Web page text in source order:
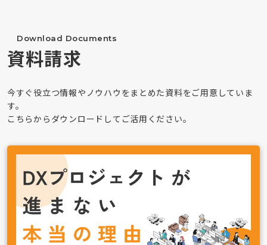
Download Documents
資料請求
今すぐ役立つ情報やノウハウをまとめた資料をご用意していま
す。
こちらからダウンロードしてご活用ください。